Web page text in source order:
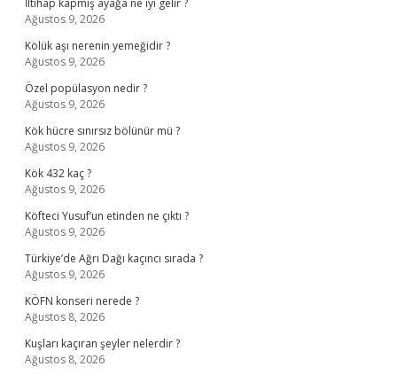
İltihap kapmış ayağa ne iyi gelir ?
Ağustos 9, 2026
Kölük aşı nerenin yemeğidir ?
Ağustos 9, 2026
Özel popülasyon nedir ?
Ağustos 9, 2026
Kök hücre sınırsız bölünür mü ?
Ağustos 9, 2026
Kök 432 kaç ?
Ağustos 9, 2026
Köfteci Yusuf’un etinden ne çıktı ?
Ağustos 9, 2026
Türkiye’de Ağrı Dağı kaçıncı sırada ?
Ağustos 9, 2026
KÖFN konseri nerede ?
Ağustos 8, 2026
Kuşları kaçıran şeyler nelerdir ?
Ağustos 8, 2026